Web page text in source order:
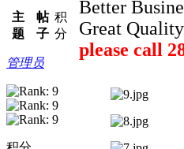
主
题
帖
子
积
分
管理员
Better
Great
please call